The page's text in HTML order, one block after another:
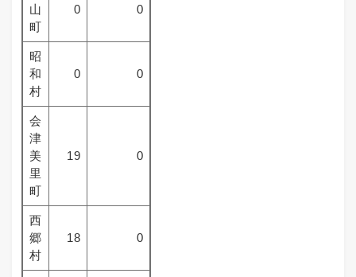
山
町
0 0
昭
和
村
0 0
会
津
美
里
町
19 0
西
郷
村
18 0